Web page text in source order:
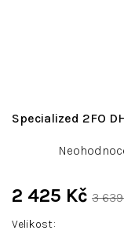
Velikost
3
2 425 Kč
Specialized 2FO
hodnocení
je
0,0